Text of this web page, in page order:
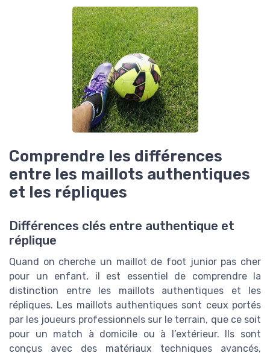
Comprendre les différences
entre les maillots authentiques
et les répliques
Différences clés entre authentique et
réplique
Quand on cherche un maillot de foot junior pas cher
pour un enfant, il est essentiel de comprendre la
distinction entre les maillots authentiques et les
répliques. Les maillots authentiques sont ceux portés
par les joueurs professionnels sur le terrain, que ce soit
pour un match à domicile ou à l’extérieur. Ils sont
conçus avec des matériaux techniques avancés,